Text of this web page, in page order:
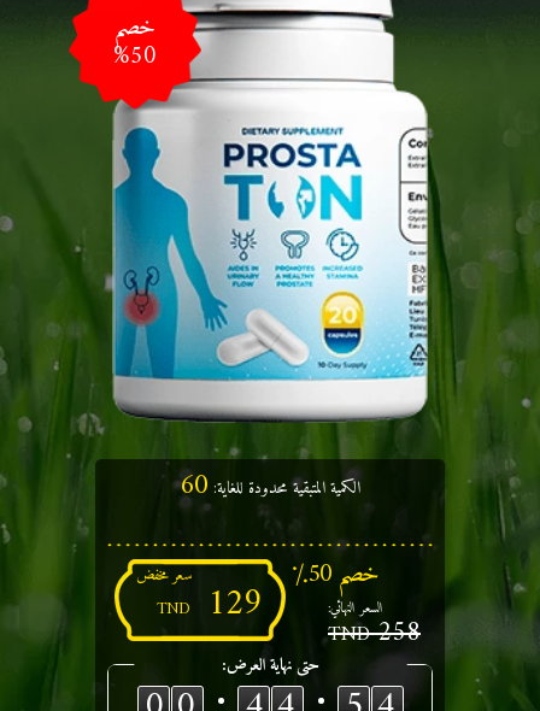
خصم
%50
الكمية المتبقية محدودة للغاية: 60
خصم 50٪
السعر النهائي:
258
TND
سعر مخفض 129
TND
حتى نهاية العرض: